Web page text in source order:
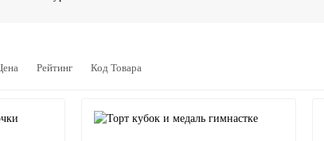
Рейтинг Код Товара